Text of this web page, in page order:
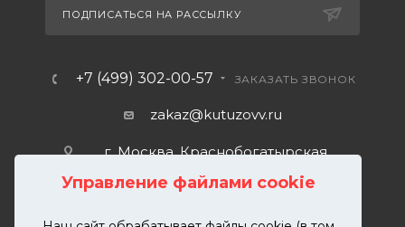
Управление файлами cookie
ПОДПИСАТЬСЯ НА РАССЫЛКУ
+7 (499) 302-00-57 ЗАКАЗАТЬ ЗВОНОК
zakaz@kutuzovv.ru
г. Москва, Краснобогатырская